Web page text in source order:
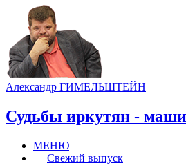
Александр ГИМЕЛЬШТЕЙН
Судьбы иркутян -
МЕНЮ
Свежий выпуск